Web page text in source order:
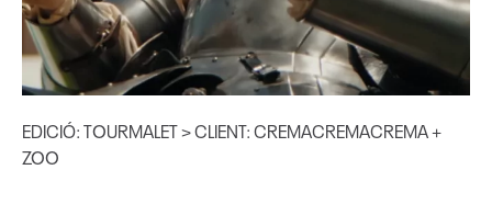
EDICIÓ: TOURMALET > CLIENT: CREMACREMACREMA +
ZOO